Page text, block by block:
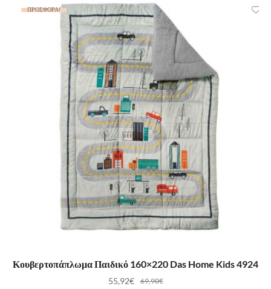
ΠΡΟΣΦΟΡΆ!
ΠΡΟΣΘΉΚΗ ΣΤΟ ΚΑΛΆΘΙ
Κουβερτοπάπλωμα Παιδικό 160×220 Das Home Kids 4924
69,90€
55,92€